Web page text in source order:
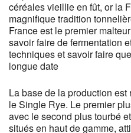
céréales vieillie en fût, or la
magnifique tradition
France est le premier
savoir faire de fermentation
techniques et savoir faire
longue date
La base de la production
le Single Rye. Le premier
avec le second plus tourbé
situés en haut de gamme,